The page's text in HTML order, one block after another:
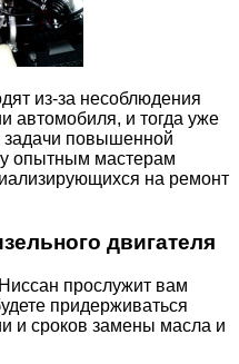
из-за несоблюдения
автомобиля, и тогда уже
задачи повышенной
опытным мастерам
на ремонт
двигателя
прослужит вам
придерживаться
и сроков замены масла и